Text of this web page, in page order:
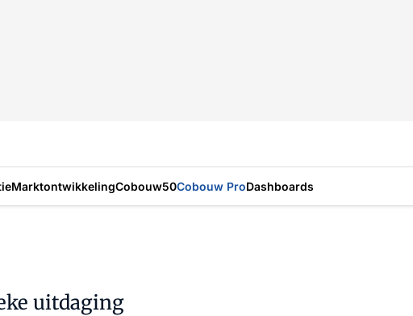
MarktontwikkelingCobouw50Cobouw ProDashboards
uitdaging